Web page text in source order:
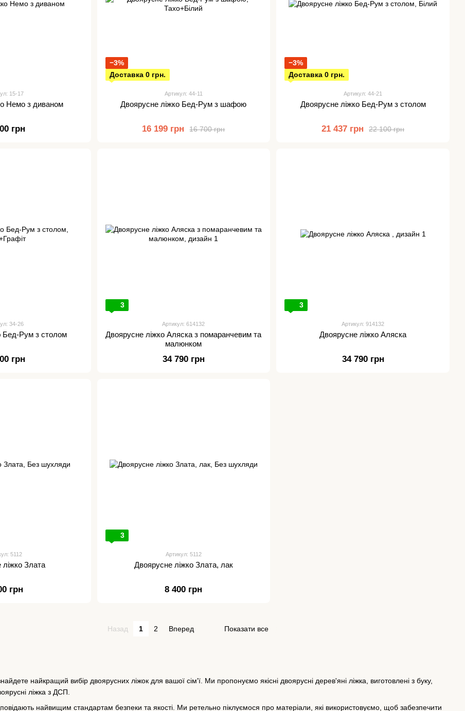
найкращий вибір двоярусних ліжок для вашої сім'ї. Ми пропонуємо якісні двоярусні дерев'яні ліжка, виготовлені з буку,
ліжка з ДСП.
найвищим стандартам безпеки та якості. Ми ретельно піклуємося про матеріали, які використовуємо, щоб забезпечити
15-17
Немо з диваном
грн
−3%
Доставка 0 грн.
Артикул: 44-11
Двоярусне ліжко Бед-Рум з шафою
16 700 грн
16 199 грн
−3%
Доставка 0 грн.
Артикул: 44-21
Двоярусне ліжко Бед-Рум з столом
22 100 грн
21 437 грн
34-26
Бед-Рум з столом
грн
3
Артикул: 614132
Двоярусне ліжко Аляска з помаранчевим та
малюнком
34 790 грн
3
Артикул: 914132
Двоярусне ліжко Аляска
34 790 грн
5112
Злата
грн
3
Артикул: 5112
Двоярусне ліжко Злата, лак
8 400 грн
Назад 1 2 Вперед Показати все